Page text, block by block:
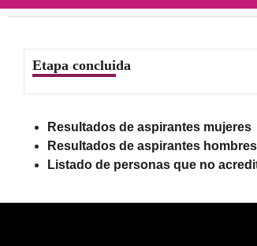
Etapa concluida
Resultados de aspirantes mujeres
Resultados de aspirantes hombres
Listado de personas que no